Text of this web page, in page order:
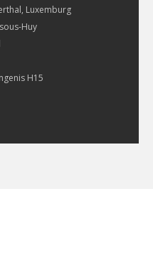
Luxemburg
Huy
H15